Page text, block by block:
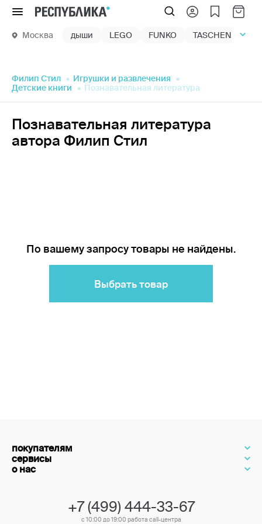
Меню
Москва дыши LEGO FUNKO TASCHEN
Филип Стил
Игрушки и развлечения
Детские книги
Познавательная литература
Познавательная литература
автора Филип Стил
По вашему запросу товары не найдены.
Выбрать товар
покупателям
сервисы
о нас
+7 (499) 444-33-67
с 10:00 до 19:00 работа call-центра